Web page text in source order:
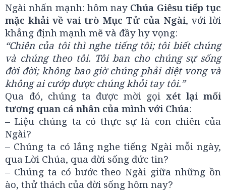
Ngài nhấn mạnh: hôm nay Chúa Giêsu tiếp tục
mặc khải về vai trò Mục Tử của Ngài, với lời
khẳng định mạnh mẽ và đầy hy vọng:
“Chiên của tôi thì nghe tiếng tôi; tôi biết chúng
và chúng theo tôi. Tôi ban cho chúng sự sống
đời đời; không bao giờ chúng phải diệt vong và
không ai cướp được chúng khỏi tay tôi.”
Qua đó, chúng ta được mời gọi xét lại mối
tương quan cá nhân của mình với Chúa:
– Liệu chúng ta có thực sự là con chiên của
Ngài?
– Chúng ta có lắng nghe tiếng Ngài mỗi ngày,
qua Lời Chúa, qua đời sống đức tin?
– Chúng ta có bước theo Ngài giữa những ồn
ào, thử thách của đời sống hôm nay?